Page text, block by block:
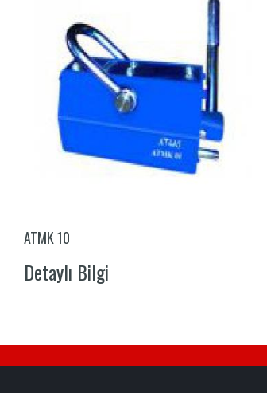
ATMK 10
Detaylı Bilgi